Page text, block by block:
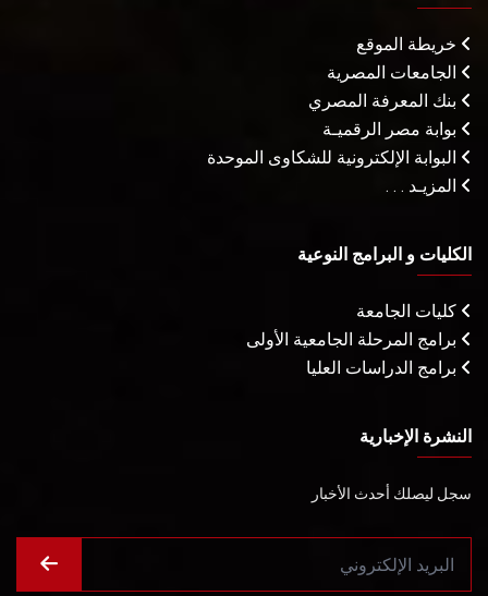
خريطة الموقع
الجامعات المصرية
بنك المعرفة المصري
بوابة مصر الرقميـة
البوابة الإلكترونية للشكاوى الموحدة
المزيـد . . .
الكليات و البرامج النوعية
كليات الجامعة
برامج المرحلة الجامعية الأولى
برامج الدراسات العليا
النشرة الإخبارية
سجل ليصلك أحدث الأخبار